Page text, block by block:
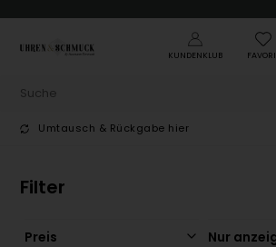
KUNDENKLUB
Filter
Preis Nur